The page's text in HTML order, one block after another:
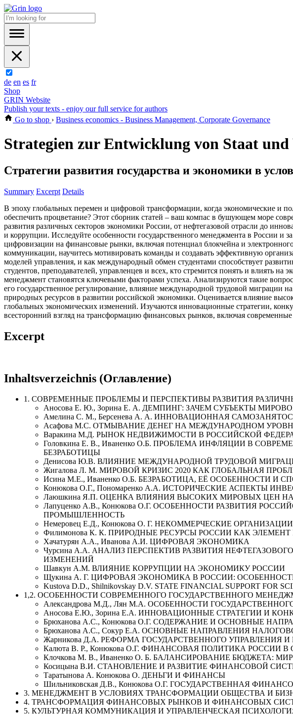
de en es fr
Shop
GRIN Website
Publish your texts - enjoy our full service for authors
Go to shop › Business economics - Business Management, Corporate Governance
Strategien zur Entwicklung von Staat
Стратегии развития государства и экономики в
Summary Excerpt Details
В эпоху глобальных перемен и цифровой трансформации, когда экономические и
обеспечить процветание? Этот сборник статей – ваш компас в бушующем море
развития различных секторов экономики России, от нефтегазовой отрасли до
и коррупции. Исследуйте особенности государственного менеджмента в России
цифровизации на финансовые рынки, включая потенциал блокчейна и
коммуникации, научитесь мотивировать команды и создавать эффективную
моделей управления, и как международный обмен студентами способствует
студентов, преподавателей, управленцев и всех, кто стремится понять и влиять
менеджмент становятся ключевыми факторами успеха. Анализируются такие
его государственное регулирование, влияние международной трудовой миграции
природных ресурсов в развитии российской экономики. Оценивается влияние
глобальных экономических изменений. Изучаются инновационные стратегии,
всесторонний взгляд на трансформацию финансовых рынков, включая
Excerpt
Inhaltsverzeichnis (Оглавление)
1. СОВРЕМЕННЫЕ ПРОБЛЕМЫ И ПЕРСПЕКТИВЫ РАЗВИТИЯ
Аносова Е. Ю., Зорина Е. А. ДЕМПИНГ: ЗАЧЕМ СУБЪЕКТЫ
Амелина С. М., Берсенева А. А. ИННОВАЦИОННАЯ
Асафова М.С. ОТМЫВАНИЕ ДЕНЕГ НА МЕЖДУНАРОДНОМ
Варакина М.Д. РЫНОК НЕДВИЖИМОСТИ В РОССИЙСКОЙ
Головкина Е. В., Иваненко О.Б. ПРОБЛЕМА ИНФЛЯЦИИ В
БЕЗРАБОТИЦЫ
Денисова Ю.В. ВЛИЯНИЕ МЕЖДУНАРОДНОЙ ТРУДОВОЙ
Жигалова Л. М. МИРОВОЙ КРИЗИС 2020 КАК ГЛОБАЛЬНАЯ
Исина М.Е., Иваненко О.Б. БЕЗРАБОТИЦА, ЕЁ ОСОБЕННОСТИ И
Конюкова О.Г., Пономаренко А.А. ИСТОРИЧЕСКИЕ АСПЕКТЫ
Лаюшкина Я.П. ОЦЕНКА ВЛИЯНИЯ ВЫСОКИХ МИРОВЫХ ЦЕН
Лапуценко А.В., Конюкова О.Г. ОСОБЕННОСТИ РАЗВИТИЯ
ПРОМЫШЛЕННОСТЬ
Немеровец Е.Д., Конюкова О. Г. НЕКОММЕРЧЕСКИЕ
Филимонова К. К. ПРИРОДНЫЕ РЕСУРСЫ РОССИИ КАК
Хачатурян А.А., Иванова А.И. ЦИФРОВАЯ ЭКОНОМИКА
Чурсина А.А. АНАЛИЗ ПЕРСПЕКТИВ РАЗВИТИЯ
ИЗМЕНЕНИЙ
Шавкун А.М. ВЛИЯНИЕ КОРРУПЦИИ НА ЭКОНОМИКУ РОССИИ
Щукина А. Г. ЦИФРОВАЯ ЭКОНОМИКА В РОССИИ:
Kustova D.D., Shilnikovskay D.V. STATE FINANCIAL SUPPORT FOR
1,2. ОСОБЕННОСТИ СОВРЕМЕННОГО ГОСУДАРСТВЕННОГО
Александрова М.Д., Лян М.А. ОСОБЕННОСТИ
Аносова Е.Ю., Зорина Е.А. ИННОВАЦИОННЫЕ СТРАТЕГИИ И
Брюханова А.С., Конюкова О.Г. СОДЕРЖАНИЕ И ОСНОВНЫЕ
Брюханова А.С., Сокур Е.А. ОСНОВНЫЕ НАПРАВЛЕНИЯ
Жарникова Д.А. РЕФОРМА ГОСУДАРСТВЕННОГО
Калюта В. Р., Конюкова О.Г. ФИНАНСОВАЯ ПОЛИТИКА
Клочкова М. В., Иваненко О. Б. БАЛАНСИРОВАНИЕ БЮДЖЕТА:
Косицына В.И. СТАНОВЛЕНИЕ И РАЗВИТИЕ ФИНАНСОВОЙ
Таратынова А. Конюкова О. ДЕНЬГИ И ФИНАНСЫ
Шильниковская Д.В., Конюкова О.Г. ГОСУДАРСТВЕННАЯ
3. МЕНЕДЖМЕНТ В УСЛОВИЯХ ТРАНСФОРМАЦИИ ОБЩЕСТВА И
4. ТРАНСФОРМАЦИЯ ФИНАНСОВЫХ РЫНКОВ И ФИНАНСОВЫХ
5. КУЛЬТУРНАЯ КОММУНИКАЦИЯ И УПРАВЛЕНЧЕСКАЯ